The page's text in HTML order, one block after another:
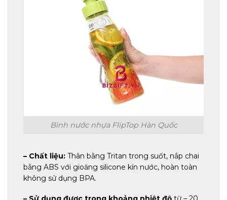
Bình nước nhựa FlipTop Hàn Quốc
– Chất liệu: Thân bằng Tritan trong suốt, nắp chai
bằng ABS với gioăng silicone kín nước, hoàn toàn
không sử dụng BPA.